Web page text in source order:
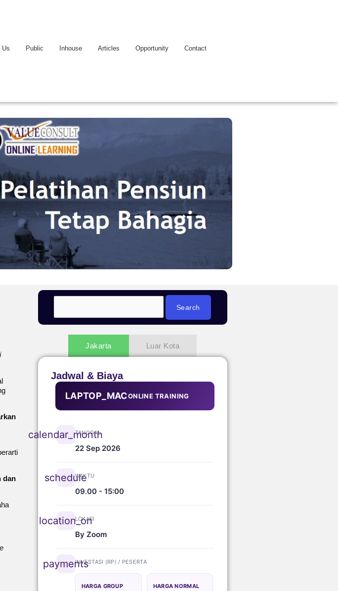
Us Public Inhouse Articles Opportunity Contact
dan
Jakarta Luar Kota
Jadwal & Biaya
LAPTOP_MACONLINE TRAINING
calendar_month
TANGGAL
22 Sep 2026
schedule
WAKTU
09.00 - 15:00
location_on
LOKASI
By Zoom
paymentsINVESTASI (RP) / PESERTA
HARGA GROUP HARGA NORMAL